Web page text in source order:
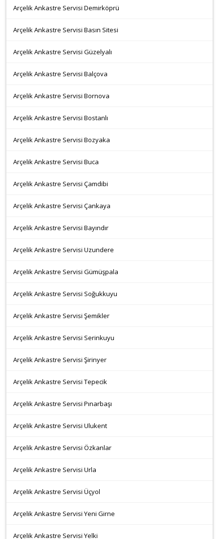
Arçelik Ankastre Servisi Demirköprü
Arçelik Ankastre Servisi Basın Sitesi
Arçelik Ankastre Servisi Güzelyalı
Arçelik Ankastre Servisi Balçova
Arçelik Ankastre Servisi Bornova
Arçelik Ankastre Servisi Bostanlı
Arçelik Ankastre Servisi Bozyaka
Arçelik Ankastre Servisi Buca
Arçelik Ankastre Servisi Çamdibi
Arçelik Ankastre Servisi Çankaya
Arçelik Ankastre Servisi Bayındır
Arçelik Ankastre Servisi Uzundere
Arçelik Ankastre Servisi Gümüşpala
Arçelik Ankastre Servisi Soğukkuyu
Arçelik Ankastre Servisi Şemikler
Arçelik Ankastre Servisi Serinkuyu
Arçelik Ankastre Servisi Şirinyer
Arçelik Ankastre Servisi Tepecik
Arçelik Ankastre Servisi Pınarbaşı
Arçelik Ankastre Servisi Ulukent
Arçelik Ankastre Servisi Özkanlar
Arçelik Ankastre Servisi Urla
Arçelik Ankastre Servisi Üçyol
Arçelik Ankastre Servisi Yeni Girne
Arçelik Ankastre Servisi Yelki